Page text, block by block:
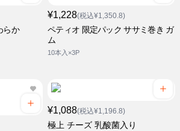
らか
¥1,228(税込¥1,350.8)
ペティオ 限定パック ササミ巻き ガ
ム
10本入×3P
¥1,088(税込¥1,196.8)
極上 チーズ 乳酸菌入り